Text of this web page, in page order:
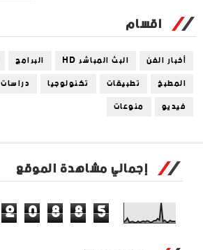
اقسام
أخبار الفن البث المباشر HD البرامج
المطبخ
تطبيقات تكنولوجيا دراسات
فيديو
منوعات
إجمالي مشاهدة الموقع
2 0 8 8 5